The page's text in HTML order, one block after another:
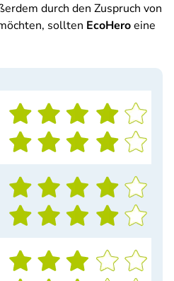
durch den Zuspruch von
sollten EcoHeroeine